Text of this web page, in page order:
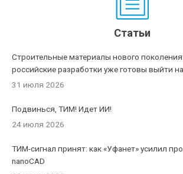
Статьи
Строительные материалы нового
российские разработки уже готовы выйти
31 июля 2026
Подвинься, ТИМ! Идет ИИ!
24 июля 2026
ТИМ-сигнал принят: как «Уфанет» усилил
nanoCAD